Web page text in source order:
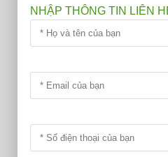
NHẬP THÔNG TIN LIÊN